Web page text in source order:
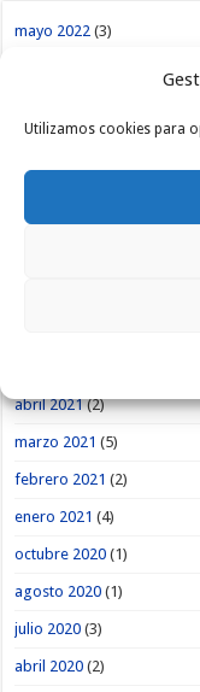
Utilizamos cookies para
mayo 2022 (3)
enero 2022
noviembre 2021
abril 2021(2)
marzo 2021 (5)
febrero 2021 (2)
enero 2021 (4)
octubre 2020 (1)
agosto 2020 (1)
julio 2020 (3)
abril 2020 (2)